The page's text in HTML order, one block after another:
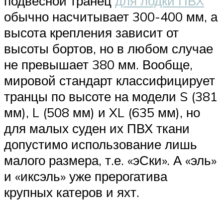
обычно насчитывает 300-400 мм, а
высота крепления зависит от
высоты бортов, но в любом случае
не превышает 380 мм. Вообще,
мировой стандарт классифицирует
транцы по высоте на модели S (381
мм), L (508 мм) и XL (635 мм), но
для малых суден их ПВХ ткани
допустимо использование лишь
малого размера, т.е. «эСки». А «эль»
и «иксэль» уже прерогатива
крупных катеров и яхт.